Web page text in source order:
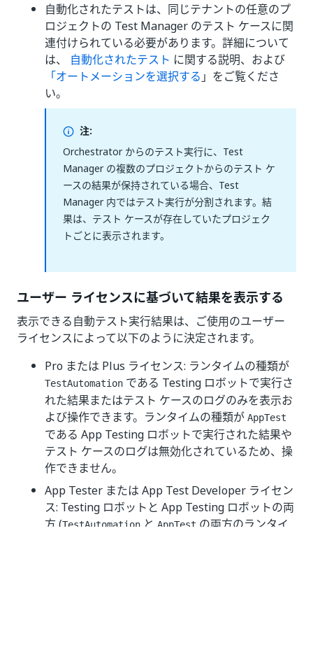
自動化されたテストは、同じテナントの任意のプ
ロジェクトの Test Manager のテスト ケースに関
連付けられている必要があります。詳細について
は、 自動化されたテスト に関する説明、および
「オートメーションを選択する 」をご覧くださ
い。
注:
Orchestrator からのテスト実行に、Test
Manager の複数のプロジェクトからのテスト ケ
ースの結果が保持されている場合、Test
Manager 内ではテスト実行が分割されます。結
果は、テスト ケースが存在していたプロジェク
トごとに表示されます。
ユーザー ライセンスに基づいて結果を表示する
表示できる自動テスト実行結果は、ご使用のユーザー
ライセンスによって以下のように決定されます。
Pro または Plus ライセンス: ランタイムの種類が
TestAutomation である Testing ロボットで実行さ
れた結果またはテスト ケースのログのみを表示お
よび操作できます。ランタイムの種類が AppTest
である App Testing ロボットで実行された結果や
テスト ケースのログは無効化されているため、操
作できません。
App Tester または App Test Developer ライセン
ス: Testing ロボットと App Testing ロボットの両
方 (TestAutomation と AppTest の両方のランタイ